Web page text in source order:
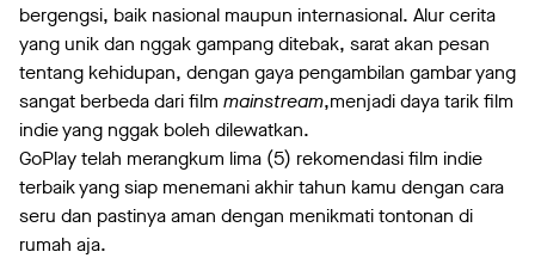
bergengsi, baik nasional maupun internasional. Alur cerita
yang unik dan nggak gampang ditebak, sarat akan pesan
tentang kehidupan, dengan gaya pengambilan gambar yang
sangat berbeda dari film mainstream,menjadi daya tarik film
indie yang nggak boleh dilewatkan.
GoPlay telah merangkum lima (5) rekomendasi film indie
terbaik yang siap menemani akhir tahun kamu dengan cara
seru dan pastinya aman dengan menikmati tontonan di
rumah aja.